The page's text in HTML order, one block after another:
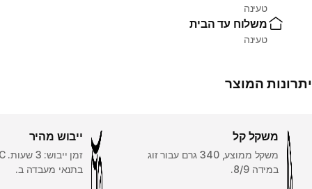
טעינה
משלוח עד הבית
טעינה
יתרונות המוצר
משקל קל
משקל ממוצע, 340 גרם עבור זוג
במידה 8/9.
ייבוש מהיר
בתנאי מעבדה ב.